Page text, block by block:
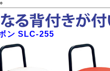
ン SLC-255